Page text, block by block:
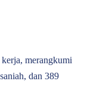
merangkumi
dan 389